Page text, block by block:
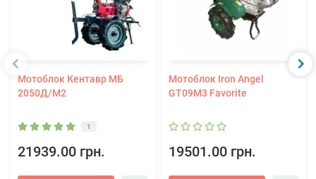
Мотоблок Кентавр МБ
2050Д/М2
1
21939.00 грн.
Мотоблок Iron Angel
GT09M3 Favorite
19501.00 грн.